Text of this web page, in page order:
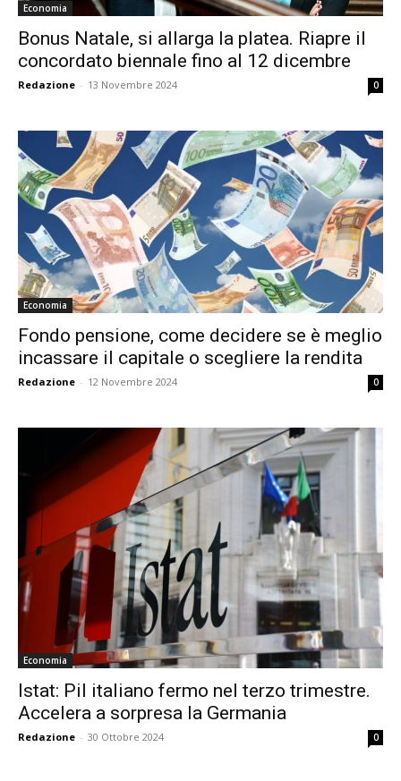
Economia
Bonus Natale, si allarga la platea. Riapre il
concordato biennale fino al 12 dicembre
Redazione - 13 Novembre 2024 0
Economia
Fondo pensione, come decidere se è meglio
incassare il capitale o scegliere la rendita
Redazione - 12 Novembre 2024 0
Economia
Istat: Pil italiano fermo nel terzo trimestre.
Accelera a sorpresa la Germania
Redazione - 30 Ottobre 2024 0